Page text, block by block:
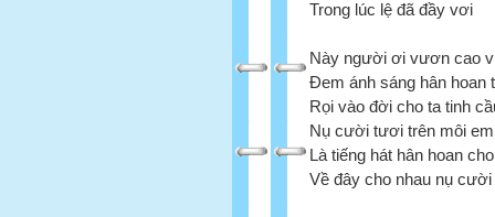
Trong lúc lệ đã đầy vơi
Này người ơi vươn cao
Đem ánh sáng hân hoan
Rọi vào đời cho ta tinh
Nụ cười tươi trên môi
Là tiếng hát hân hoan
Về đây cho nhau nụ